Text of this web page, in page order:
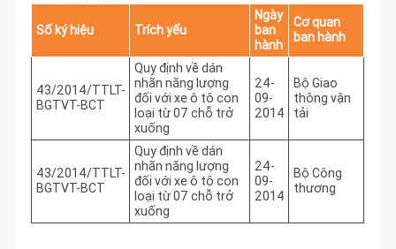
Số ký hiệu Trích yếu
Ngày
ban
hành
Cơ quan
ban hành
43/2014/TTLT-
BGTVT-BCT
Quy định về dán
nhãn năng lượng
đối với xe ô tô con
loại từ 07 chỗ trở
xuống
24-
09-
2014
Bộ Giao
thông vận
tải
43/2014/TTLT-
BGTVT-BCT
Quy định về dán
nhãn năng lượng
đối với xe ô tô con
loại từ 07 chỗ trở
xuống
24-
09-
2014
Bộ Công
thương